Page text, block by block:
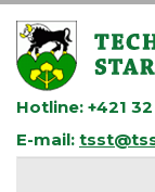
Prejsť
obsahu
Hotline: +421
E-mail: